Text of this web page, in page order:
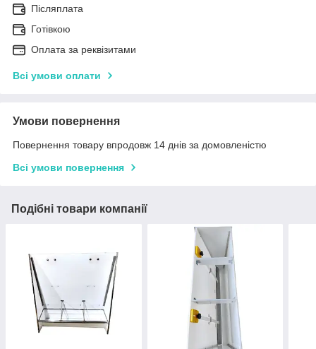
Післяплата
Готівкою
Оплата за реквізитами
Всі умови оплати
Умови повернення
Повернення товару впродовж 14 днів за домовленістю
Всі умови повернення
Подібні товари компанії